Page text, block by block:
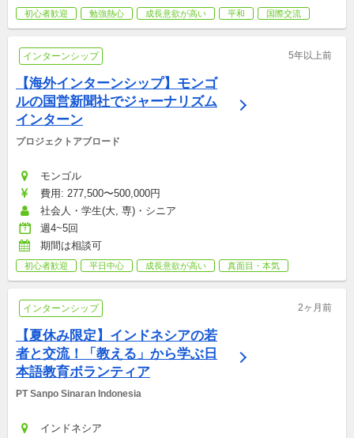
初心者歓迎 勉強熱心 成長意欲が高い 平和 国際交流
インターンシップ 5年以上前
【海外インターンシップ】モンゴ
ルの国営新聞社でジャーナリズム
インターン
プロジェクトアブロード
モンゴル
費用: 277,500〜500,000円
社会人・学生(大, 専)・シニア
週4~5回
期間は相談可
初心者歓迎 平日中心 成長意欲が高い 真面目・本気
インターンシップ 2ヶ月前
【夏休み限定】インドネシアの若
者と交流！「教える」から学ぶ日
本語教育ボランティア
PT Sanpo Sinaran Indonesia
インドネシア